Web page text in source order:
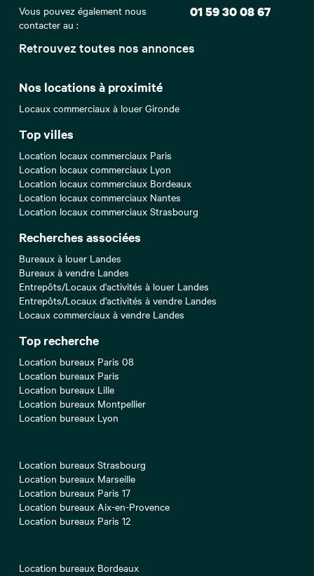
Retrouvez toutes nos annonces
Nos locations à proximité
Locaux commerciaux à louer Gironde
Top villes
Location locaux commerciaux Paris
Location locaux commerciaux Lyon
Location locaux commerciaux Bordeaux
Location locaux commerciaux Nantes
Location locaux commerciaux Strasbourg
Recherches associées
Bureaux à louer Landes
Bureaux à vendre Landes
Entrepôts/Locaux d'activités à louer Landes
Entrepôts/Locaux d'activités à vendre Landes
Locaux commerciaux à vendre Landes
Top recherche
Location bureaux Paris 08
Location bureaux Paris
Location bureaux Lille
Location bureaux Montpellier
Location bureaux Lyon
Location bureaux Strasbourg
Location bureaux Marseille
Location bureaux Paris 17
Location bureaux Aix-en-Provence
Location bureaux Paris 12
Location bureaux Bordeaux
Vous pouvez également nous
contacter au :
01 59 30 08 67